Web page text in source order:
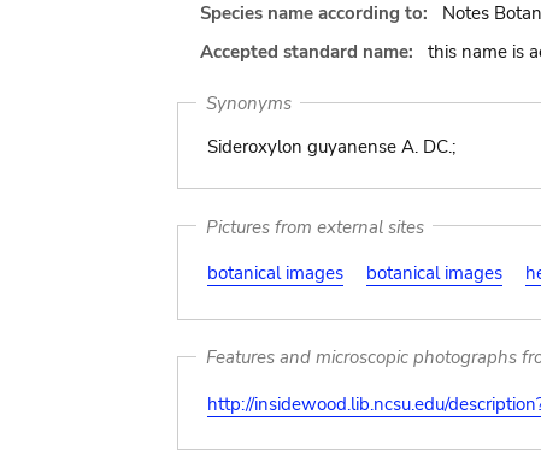
Species name according to:
Notes
Accepted standard name:
this name is
Synonyms
Sideroxylon guyanense A. DC.;
Pictures from external sites
botanical images
botanical images
Features and microscopic photographs
http://insidewood.lib.ncsu.edu/